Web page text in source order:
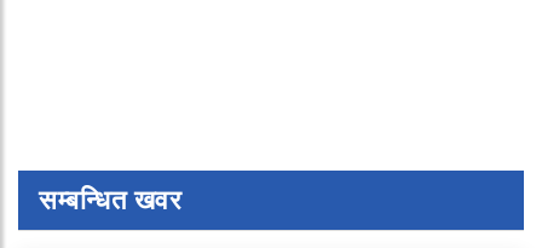
सम्बन्धित खवर